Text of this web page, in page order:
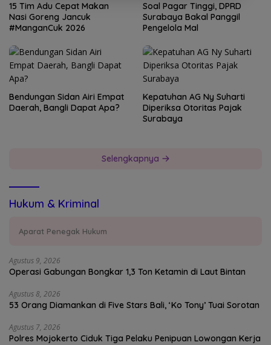
15 Tim Adu Cepat Makan
Nasi Goreng Jancuk
#ManganCuk 2026
Soal Pagar Tinggi, DPRD
Surabaya Bakal Panggil
Pengelola Mal
Bendungan Sidan Airi Empat
Daerah, Bangli Dapat Apa?
Kepatuhan AG Ny Suharti
Diperiksa Otoritas Pajak
Surabaya
Selengkapnya
Hukum & Kriminal
Aparat Penegak Hukum
Agustus 9, 2026
Operasi Gabungan Bongkar 1,3 Ton Ketamin di Laut Bintan
Agustus 8, 2026
53 Orang Diamankan di Five Stars Bali, ‘Ko Tony’ Tuai Sorotan
Agustus 7, 2026
Polres Mojokerto Ciduk Tiga Pelaku Penipuan Lowongan Kerja